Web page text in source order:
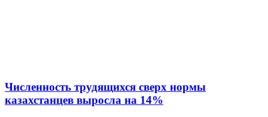
Численность трудящихся сверх нормы
казахстанцев выросла на 14%